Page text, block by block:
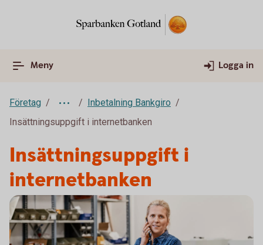
Meny Logga in
Företag
Inbetalning Bankgiro
Insättningsuppgift i internetbanken
Insättningsuppgift i
internetbanken